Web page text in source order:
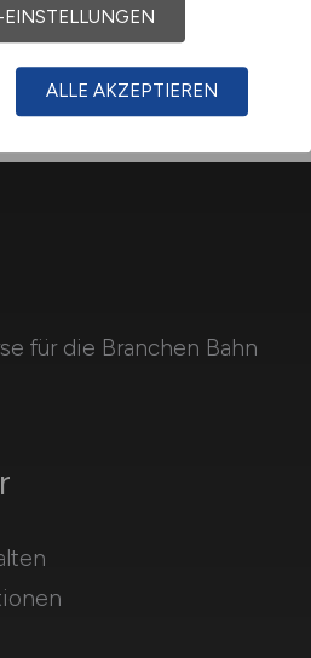
für die Branchen Bahn
ALLE AKZEPTIEREN